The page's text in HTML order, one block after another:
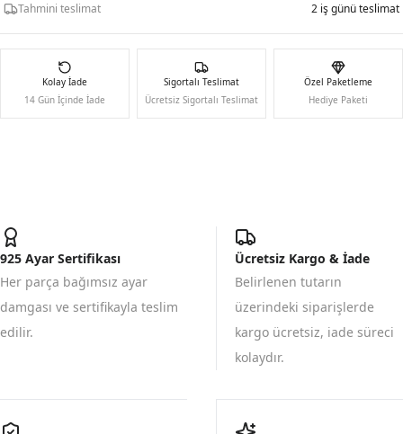
Tahmini teslimat 2 iş günü teslimat
Kolay İade
14 Gün İçinde İade
Sigortalı Teslimat
Ücretsiz Sigortalı Teslimat
Özel Paketleme
Hediye Paketi
925 Ayar Sertifikası
Her parça bağımsız ayar
damgası ve sertifikayla teslim
edilir.
Ücretsiz Kargo & İade
Belirlenen tutarın
üzerindeki siparişlerde
kargo ücretsiz, iade süreci
kolaydır.